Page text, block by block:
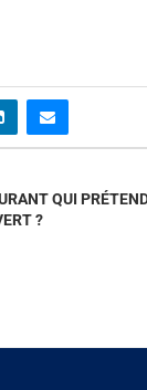
QUI
?